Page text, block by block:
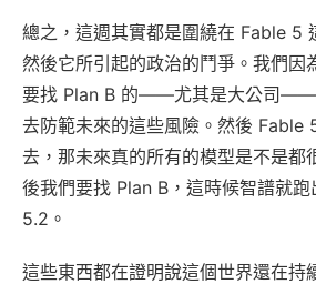
總之，這週其實都是圍繞在 Fable 5
然後它所引起的政治的鬥爭。我們因
要找 Plan B 的——尤其是大公司——
去防範未來的這些風險。然後 Fable
去，那未來真的所有的模型是不是都
後我們要找 Plan B，這時候智譜就
5.2。
這些東西都在證明說這個世界還在持